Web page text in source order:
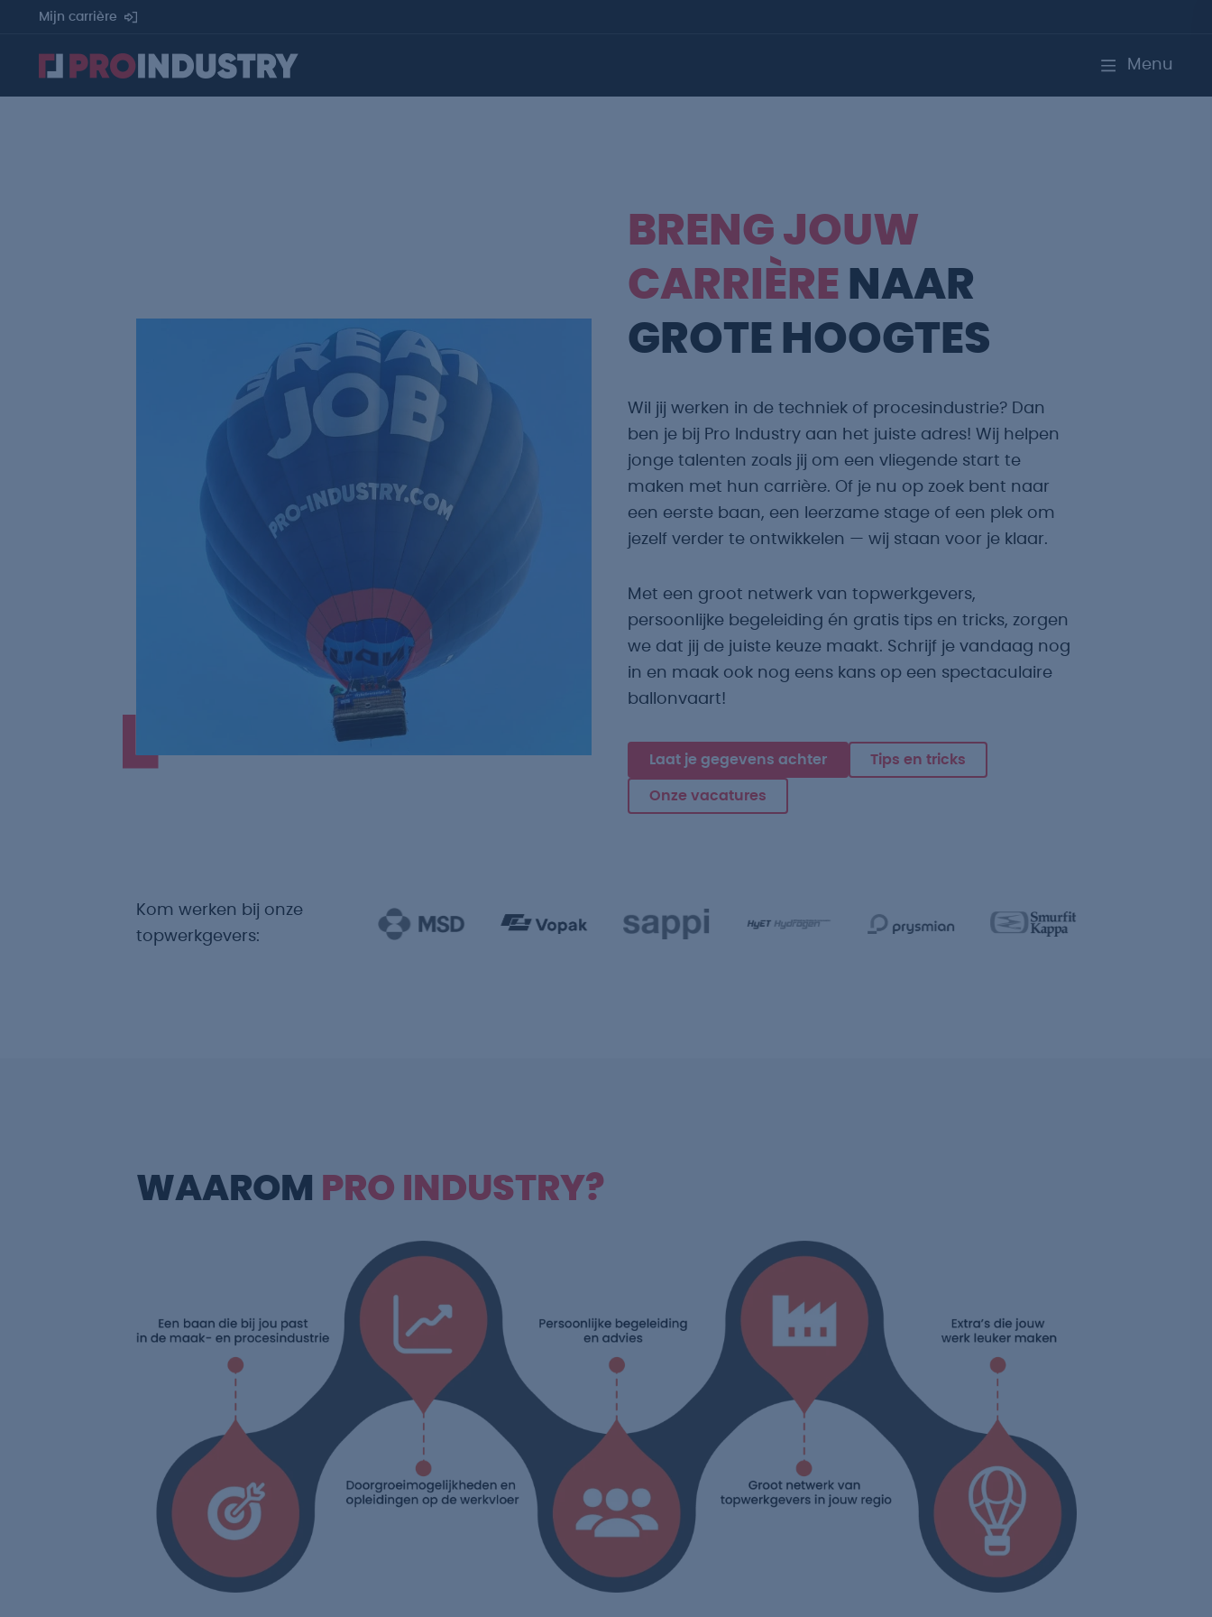
Mijn carrière
Menu
BRENG JOUW
CARRIÈRE NAAR
GROTE HOOGTES
Wil jij werken in de techniek of procesindustrie? Dan
ben je bij Pro Industry aan het juiste adres! Wij helpen
jonge talenten zoals jij om een vliegende start te
maken met hun carrière. Of je nu op zoek bent naar
een eerste baan, een leerzame stage of een plek om
jezelf verder te ontwikkelen — wij staan voor je klaar.
Met een groot netwerk van topwerkgevers,
persoonlijke begeleiding én gratis tips en tricks, zorgen
we dat jij de juiste keuze maakt. Schrijf je vandaag nog
in en maak ook nog eens kans op een spectaculaire
ballonvaart!
Laat je gegevens achter Tips en tricks
Onze vacatures
Kom werken bij onze
topwerkgevers:
WAAROM PRO INDUSTRY?